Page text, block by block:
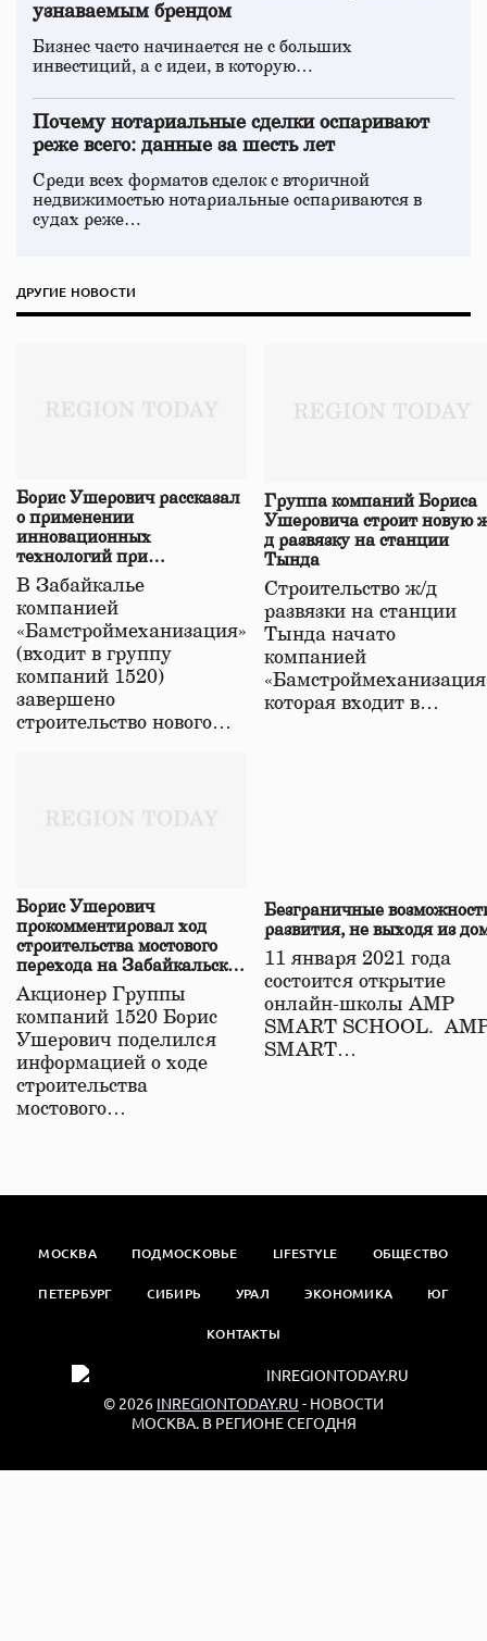
узнаваемым брендом
Бизнес часто начинается не с больших
инвестиций, а с идеи, в которую…
Почему нотариальные сделки оспаривают
реже всего: данные за шесть лет
Среди всех форматов сделок с вторичной
недвижимостью нотариальные оспариваются в
судах реже…
ДРУГИЕ НОВОСТИ
Борис Ушерович рассказал
о применении
инновационных
технологий при
строительстве нового моста
в Забайкалье
В Забайкалье
компанией
«Бамстроймеханизация»
(входит в группу
компаний 1520)
завершено
строительство нового…
Группа компаний Бориса
Ушеровича строит новую
д развязку на станции
Тында
Строительство ж/д
развязки на станции
Тында начато
компанией
которая входит в…
Борис Ушерович
прокомментировал ход
строительства мостового
перехода на Забайкальской
железной дороге
Акционер Группы
компаний 1520 Борис
Ушерович поделился
информацией о ходе
строительства
мостового…
Безграничные
развития, не выходя из
11 января 2021 года
состоится открытие
онлайн-школы АМР
SMART SCHOOL.
SMART…
МОСКВА ПОДМОСКОВЬЕ LIFESTYLE ОБЩЕСТВО
ПЕТЕРБУРГ СИБИРЬ УРАЛ ЭКОНОМИКА ЮГ
КОНТАКТЫ
© 2026 INREGIONTODAY.RU - НОВОСТИ
МОСКВА. В РЕГИОНЕ СЕГОДНЯ